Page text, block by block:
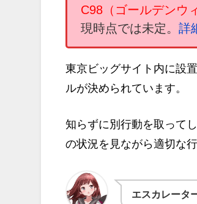
C98（ゴールデンウ
現時点では未定。 詳
東京ビッグサイト内に設
ルが決められています。
知らずに別行動を取って
の状況を見ながら適切な
エスカレータ